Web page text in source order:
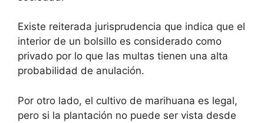
Existe reiterada jurisprudencia que indica que el
interior de un bolsillo es considerado como
privado por lo que las multas tienen una alta
probabilidad de anulación.
Por otro lado, el cultivo de marihuana es legal,
pero si la plantación no puede ser vista desde